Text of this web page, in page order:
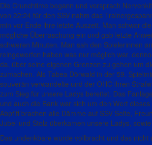
Die Crunchtime begann und versprach
von 22:24 für den SSV nahm das
min vor Ende ihre letzte Auszeit. Man schwor
mögliche Überraschung ein und gab letzte
schweren Minuten. Man sah den Spielerinnen
reingeworfen haben was nur möglich war,
da, über seine eigenen Grenzen zu gehen um
zumachen. Als Tabea Dörwald in der 59.
souverän verwandelte und der OHC ihren
zum Sieg für unsere Ladys bereitet. Das
und auch die Bank war sich um den Wert
Abpfiff brachen alle Dämme auf SSV Seite,
Jubel und Stolz überkamen unsere Ladys,
Das undenkbare wurde vollbracht und das